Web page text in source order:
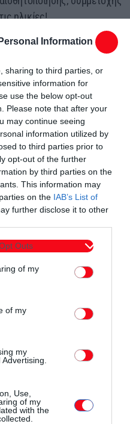
Information
sharing to third parties, or
information for
use the below opt-out
Please note that after your
may continue seeing
information utilized by
to third parties prior to
opt-out of the further
by third parties on the
This information may
on the IAB’s List of
further disclose it to other
Outs
of my
of my
my
Use,
of my
with the
ηλικίες!
“Δράσεις”.
#exagono
#komotini
#ecoactions